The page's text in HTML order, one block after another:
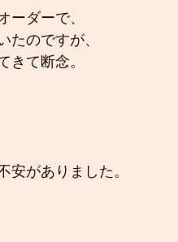
ーダーで、
たのですが、
きて断念。
安がありました。